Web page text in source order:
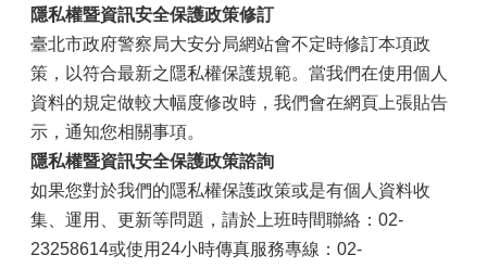
隱私權暨資訊安全保護政策修訂
臺北市政府警察局大安分局網站會不定時修訂本項政
策，以符合最新之隱私權保護規範。當我們在使用個人
資料的規定做較大幅度修改時，我們會在網頁上張貼告
示，通知您相關事項。
隱私權暨資訊安全保護政策諮詢
如果您對於我們的隱私權保護政策或是有個人資料收
集、運用、更新等問題，請於上班時間聯絡：02-
23258614或使用24小時傳真服務專線：02-